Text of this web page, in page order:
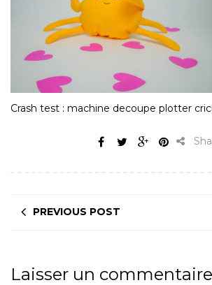
Crash test : machine decoupe plotter
PREVIOUS POST
Laisser un commentaire